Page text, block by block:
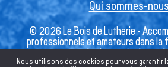
Qui sommes-
© 2026 Le Bois de Lutherie -
professionnels et amateurs dans la
instruments de
Nous utilisons des cookies pour vous garantir